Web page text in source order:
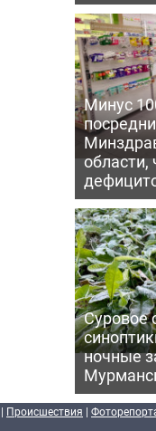
Минус
области,
Суровое
ночные
| Происшествия |